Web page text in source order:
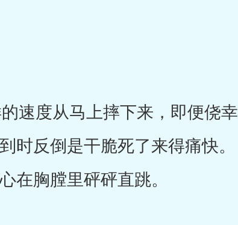
速度从马上摔下来，即便侥幸
反倒是干脆死了来得痛快。
在胸膛里砰砰直跳。